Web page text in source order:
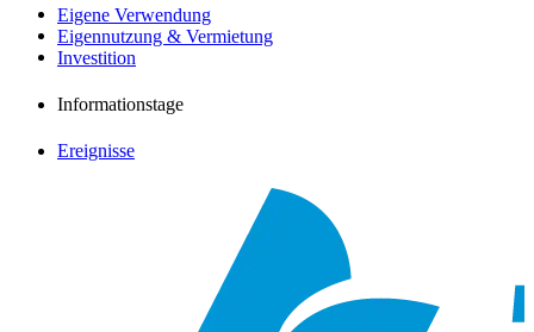
Eigene Verwendung
Eigennutzung & Vermietung
Investition
Informationstage
Ereignisse